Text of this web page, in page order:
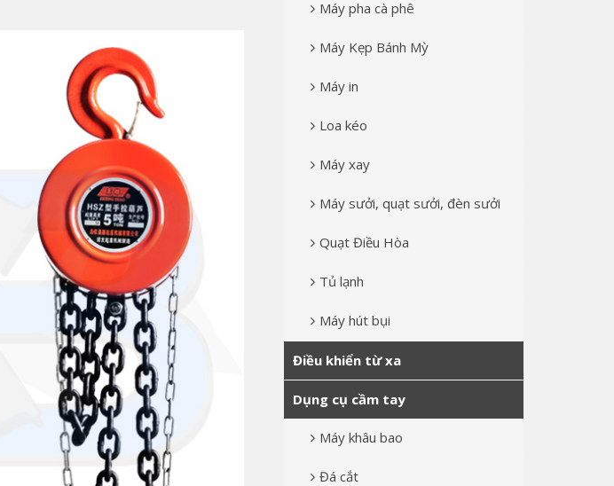
Máy pha cà phê
Máy Kẹp Bánh Mỳ
Máy in
Loa kéo
Máy xay
Máy sưởi, quạt sưởi, đèn sưởi
Quạt Điều Hòa
Tủ lạnh
Máy hút bụi
Điều khiển từ xa
Dụng cụ cầm tay
Máy khâu bao
Đá cắt